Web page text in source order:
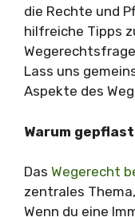
die Rechte und
hilfreiche Tipps
Lass uns
Aspekte des
Warum
Das Wegerecht
zentrales
Wenn du eine